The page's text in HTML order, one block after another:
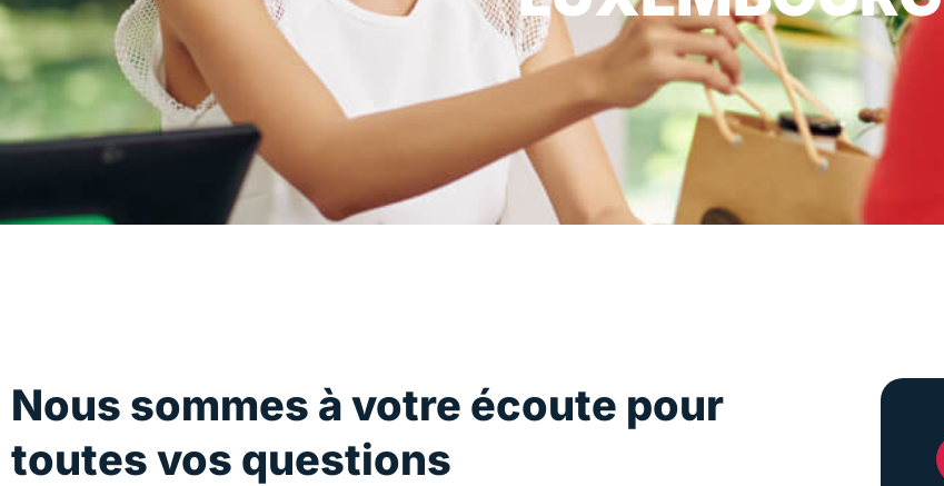
Nous sommes à votre écoute pour
toutes vos questions